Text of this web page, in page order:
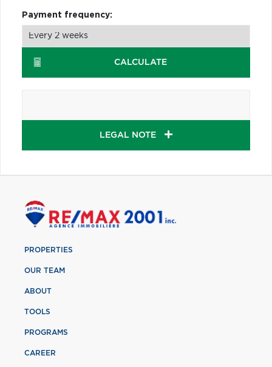
Payment frequency:
CALCULATE
LEGAL NOTE
PROPERTIES
OUR TEAM
ABOUT
TOOLS
PROGRAMS
CAREER